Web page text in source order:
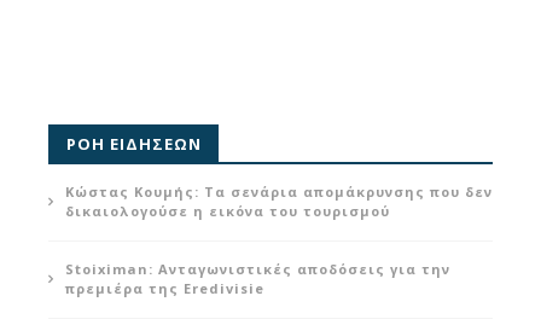
ΡΟΗ ΕΙΔΗΣΕΩΝ
Κώστας Κουμής: Τα σενάρια απομάκρυνσης που δεν
δικαιολογούσε η εικόνα του τουρισμού
Stoiximan: Ανταγωνιστικές αποδόσεις για την
πρεμιέρα της Eredivisie